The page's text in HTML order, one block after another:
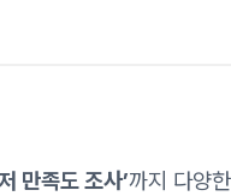
만족도 조사’까지 다양